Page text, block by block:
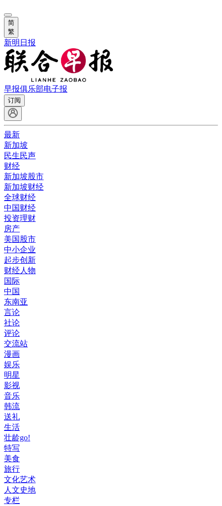
简
繁
新明日报
早报俱乐部电子报
订阅
最新
新加坡
民生民声
财经
新加坡股市
新加坡财经
全球财经
中国财经
投资理财
房产
美国股市
中小企业
起步创新
财经人物
国际
中国
东南亚
言论
社论
评论
交流站
漫画
娱乐
明星
影视
音乐
韩流
送礼
生活
壮龄go!
特写
美食
旅行
文化艺术
人文史地
专栏